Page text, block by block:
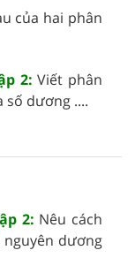
của hai phân
2: Viết phân
số dương ....
2: Nêu cách
dương